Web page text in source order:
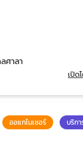
ศาลา
เปิด
ออแกไนเซอร์ บริก